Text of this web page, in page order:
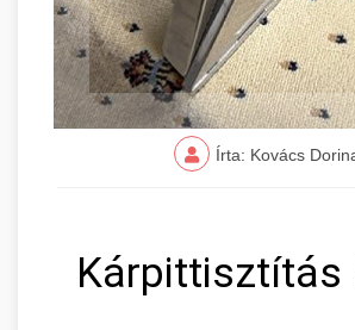
Írta: Kovács
Kárpittisztítás